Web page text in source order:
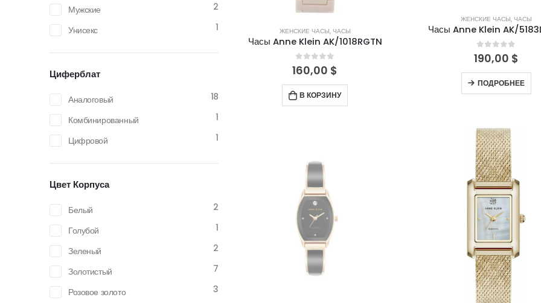
ЖЕНСКИЕ ЧАСЫ, ЧАСЫ
Часы Anne Klein AK/1018RGTN
0out of 5
160,00 $
В КОРЗИНУ
ЖЕНСКИЕ ЧАСЫ, ЧАСЫ
Часы Anne Klein AK/
0out of 5
190,00 $
ПОДРОБНЕЕ
Мужские
2
Унисекс
1
Циферблат
Аналоговый
18
Комбинированный
1
Цифровой
1
Цвет Корпуса
Белый
2
Голубой
1
Зеленый
2
Золотистый
7
Розовое золото
3